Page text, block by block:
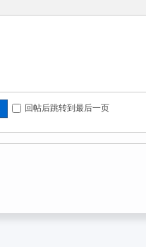
回帖后跳转到最后一页